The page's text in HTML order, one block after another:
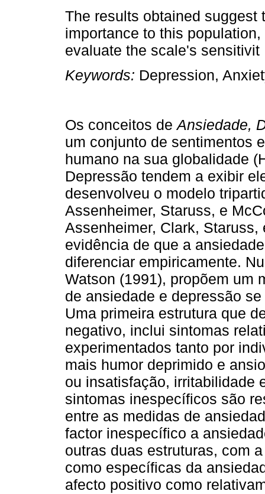
The results obtained
importance to this
evaluate the scale's sensitivit
Keywords: Depression,
Os conceitos deAnsiedade,
um conjunto de sentimentos
humano na sua globalidade
Depressão tendem a exibir
desenvolveu o modelo
Assenheimer, Staruss, e
Assenheimer, Clark,
evidência de que a
diferenciar empiricamente.
Watson (1991), propõem um
de ansiedade e depressão
Uma primeira estrutura que
negativo, inclui sintomas
experimentados tanto por
mais humor deprimido e
ou insatisfação, irritabilidade
sintomas inespecíficos são
entre as medidas de
factor inespecífico a
outras duas estruturas, com
como específicas da
afecto positivo como